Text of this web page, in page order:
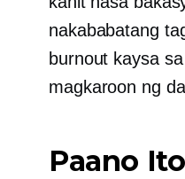
nakababatang
burnout kaysa
magkaroon ng
Paano